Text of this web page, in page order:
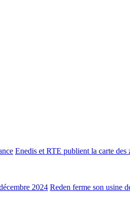
Enedis et RTE publient la carte des
Reden ferme son usine